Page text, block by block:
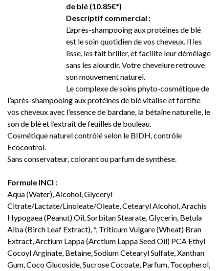
de blé (10.85€*)
Descriptif commercial :
L’après-shampooing aux protéines de blé
est le soin quotidien de vos cheveux. Il les
lisse, les fait briller, et facilite leur démêlage
sans les alourdir. Votre chevelure retrouve
son mouvement naturel.
Le complexe de soins phyto-cosmétique de
l’après-shampooing aux protéines de blé vitalise et fortifie
vos cheveux avec l’essence de bardane, la bétaïne naturelle, le
son de blé et l’extrait de feuilles de bouleau.
Cosmétique naturel contrôlé selon le BIDH, contrôle
Ecocontrol.
Sans conservateur, colorant ou parfum de synthèse.
Formule INCI :
Aqua (Water), Alcohol, Glyceryl
Citrate/Lactate/Linoleate/Oleate, Cetearyl Alcohol, Arachis
Hypogaea (Peanut) Oil, Sorbitan Stearate, Glycerin, Betula
Alba (Birch Leaf Extract), *, Triticum Vulgare (Wheat) Bran
Extract, Arctium Lappa (Arctium Lappa Seed Oil) PCA Ethyl
Cocoyl Arginate, Betaine, Sodium Cetearyl Sulfate, Xanthan
Gum, Coco Glucoside, Sucrose Cocoate, Parfum, Tocopherol,